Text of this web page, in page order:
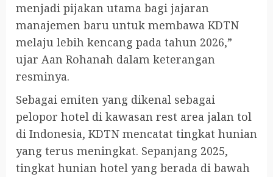
menjadi pijakan utama bagi jajaran
manajemen baru untuk membawa KDTN
melaju lebih kencang pada tahun 2026,”
ujar Aan Rohanah dalam keterangan
resminya.
Sebagai emiten yang dikenal sebagai
pelopor hotel di kawasan rest area jalan tol
di Indonesia, KDTN mencatat tingkat hunian
yang terus meningkat. Sepanjang 2025,
tingkat hunian hotel yang berada di bawah